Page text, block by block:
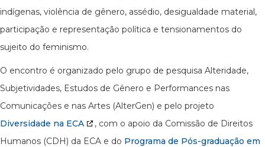
indígenas, violência de gênero, assédio, desigualdade material,
participação e representação política e tensionamentos do
sujeito do feminismo.
O encontro é organizado pelo grupo de pesquisa Alteridade,
Subjetividades, Estudos de Gênero e Performances nas
Comunicações e nas Artes (AlterGen) e pelo projeto
Diversidade na ECA
, com o apoio da Comissão de Direitos
Humanos (CDH) da ECA e do Programa de Pós-graduação em